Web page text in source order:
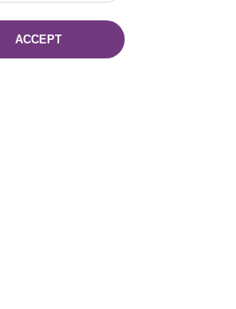
Ave. 116, Minsk,
ACCEPT